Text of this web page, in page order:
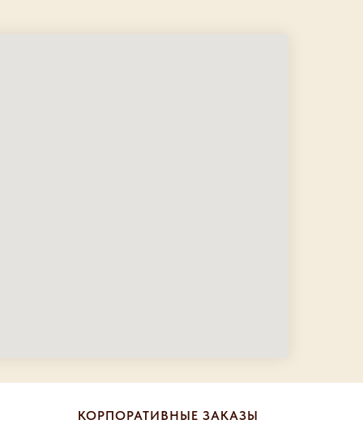
КОРПОРАТИВНЫЕ ЗАКАЗЫ